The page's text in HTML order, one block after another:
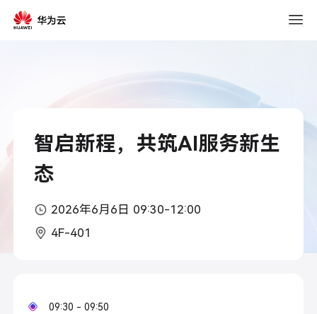
智启新程，共筑AI服务新生
态
2026年6月6日 09:30-12:00
4F-401
09:30 - 09:50